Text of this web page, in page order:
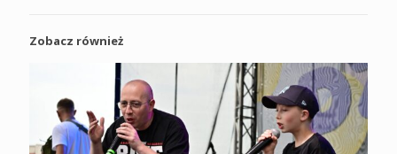
Zobacz również